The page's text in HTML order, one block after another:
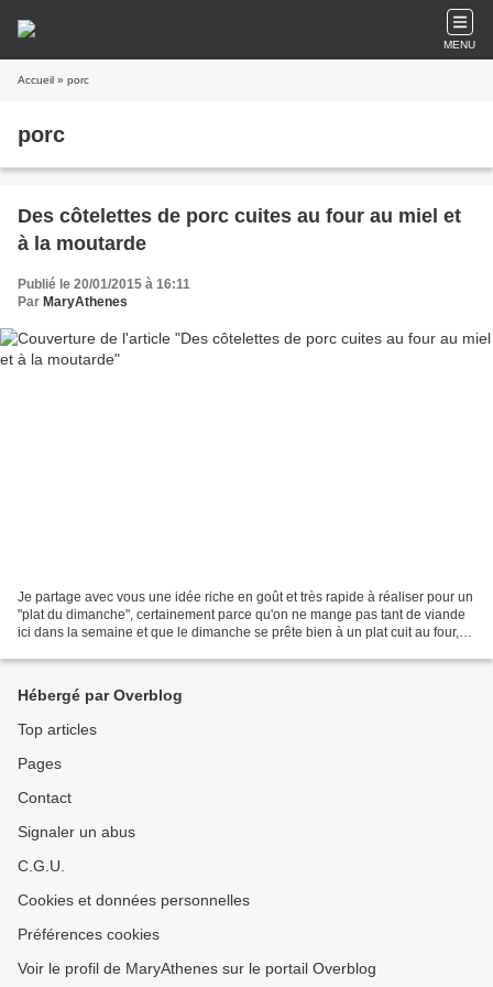
MENU
Accueil » porc
porc
Des côtelettes de porc cuites au four au miel et
à la moutarde
Publié le 20/01/2015 à 16:11
Par MaryAthenes
Je partage avec vous une idée riche en goût et très rapide à réaliser pour un
"plat du dimanche", certainement parce qu'on ne mange pas tant de viande
ici dans la semaine et que le dimanche se prête bien à un plat cuit au four,
Hébergé par Overblog
Top articles
Pages
Contact
Signaler un abus
C.G.U.
Cookies et données personnelles
Préférences cookies
Voir le profil de MaryAthenes sur le portail Overblog